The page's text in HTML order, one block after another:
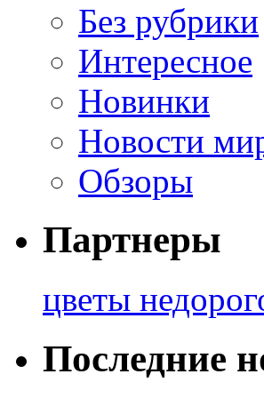
Без рубрики
Интересное
Новинки
Новости
Обзоры
Партнеры
цветы
Последние